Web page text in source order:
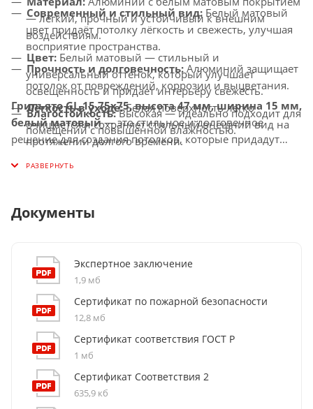
— лёгкий, прочный и устойчивый к внешним
воздействиям.
Цвет: Белый матовый — стильный и
универсальный оттенок, который улучшает
освещенность и придает интерьеру свежесть.
Влагостойкость:Высокая — идеально подходит для
помещений с повышенной влажностью.
Огнестойкость:
Изготовлен из негорючих
материалов, соответствует современным стандартам
Совместимость с освещением:
интегрируется с встроенными и подвесными LED-
Современный и стильный вид: Белый матовый
цвет придаёт потолку лёгкость и свежесть, улучшая
восприятие пространства.
Прочность и долговечность: Алюминий защищает
потолок от повреждений, коррозии и выцветания.
Лёгкость в уходе:Белая поверхность легко
очищается и сохраняет стильный внешний вид на
протяжении долгого времени.
Широкая область применения:
Грильято GL-15 75x75, высота 47 мм, ширина 15 мм,
белый матовый— это стильное и долговечное
решение для создания потолков, которые придадут
комфорт.
Документы
Экспертное заключение
1,9 мб
Сертификат по пожарной безопасности
12,8 мб
Сертификат соответствия ГОСТ Р
1 мб
Сертификат Соответствия 2
635,9 кб